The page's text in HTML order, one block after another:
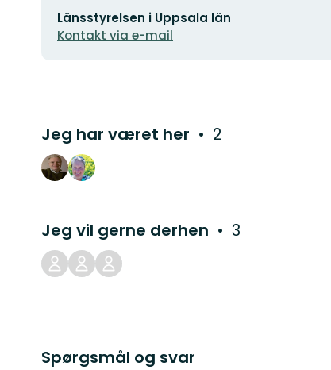
E-
mailadresse
Länsstyrelsen i Uppsala län
Kontakt via e-mail
Jeg har været her 2
Jeg vil gerne derhen 3
Spørgsmål og svar